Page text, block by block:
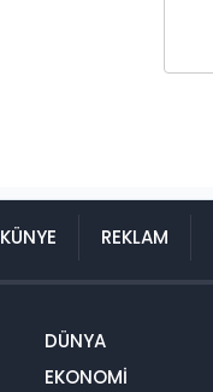
KÜNYE REKLAM
DÜNYA
EKONOMİ